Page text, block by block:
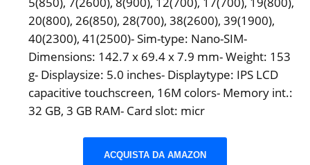
20(800), 26(850), 28(700), 38(2600), 39(1900),
40(2300), 41(2500)- Sim-type: Nano-SIM-
Dimensions: 142.7 x 69.4 x 7.9 mm- Weight: 153
g- Displaysize: 5.0 inches- Displaytype: IPS LCD
capacitive touchscreen, 16M colors- Memory int.:
32 GB, 3 GB RAM- Card slot: micr
ACQUISTA DA AMAZON